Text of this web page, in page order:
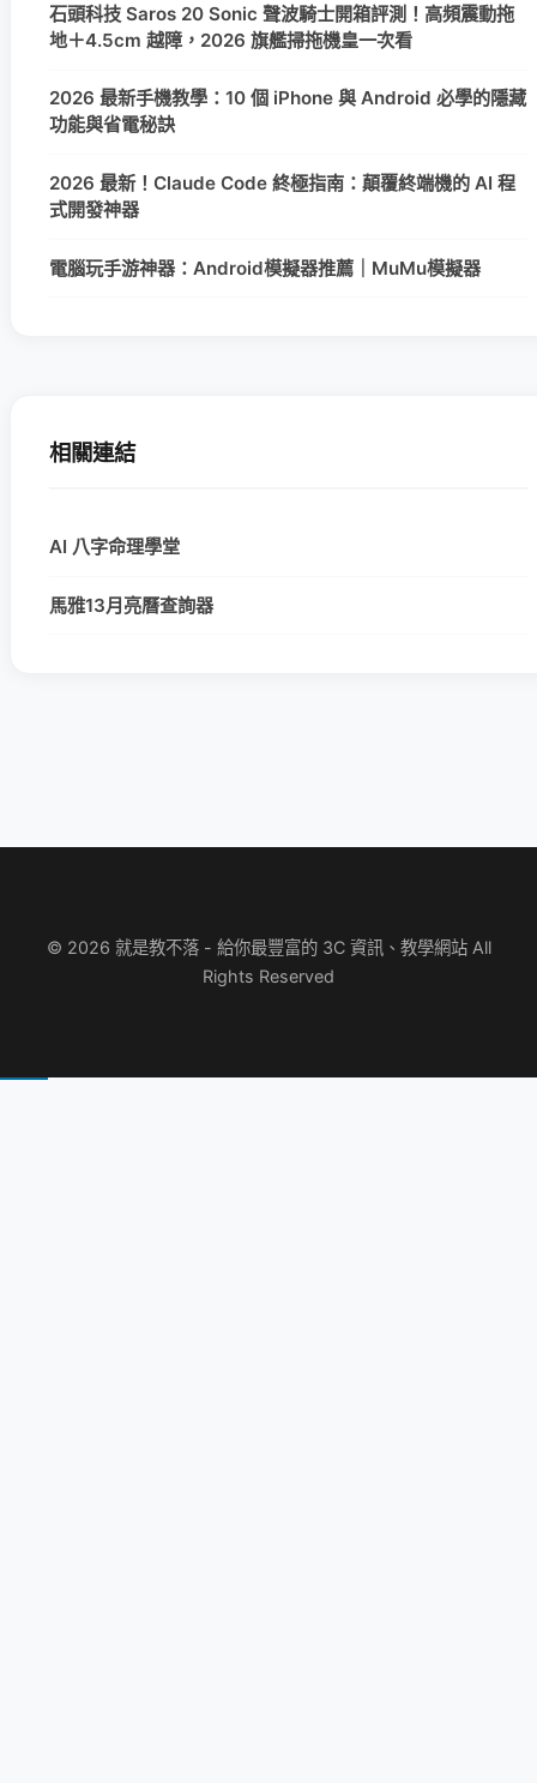
石頭科技 Saros 20 Sonic 聲波騎士開箱評測！高頻震動拖
地＋4.5cm 越障，2026 旗艦掃拖機皇一次看
2026 最新手機教學：10 個 iPhone 與 Android 必學的隱藏
功能與省電秘訣
2026 最新！Claude Code 終極指南：顛覆終端機的 AI 程
式開發神器
電腦玩手游神器：Android模擬器推薦｜MuMu模擬器
相關連結
AI 八字命理學堂
馬雅13月亮曆查詢器
© 2026 就是教不落 - 給你最豐富的 3C 資訊、教學網站 All
Rights Reserved